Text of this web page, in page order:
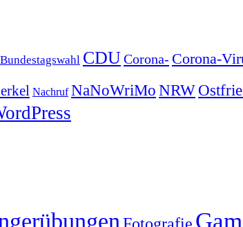
Bundestagswahl CDUCorona- Corona-
Nachruf NaNoWriMo NRW
Fotografie